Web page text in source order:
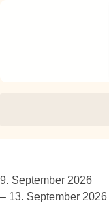
9. September 2026
– 13. September 2026